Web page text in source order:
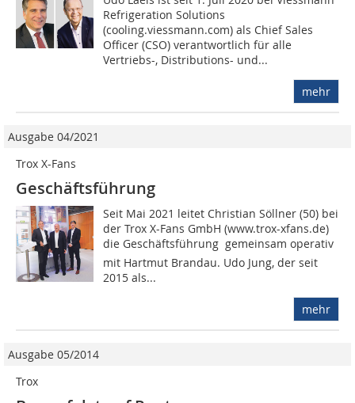
Refrigeration Solutions
(cooling.viessmann.com) als Chief Sales
Officer (CSO) verantwortlich für alle
Vertriebs-, Distributions- und...
mehr
Ausgabe 04/2021
Trox X-Fans
Geschäftsführung
Seit Mai 2021 leitet Christian Söllner (50) bei
der Trox X-Fans GmbH (www.trox-xfans.de)
die Geschäftsführung  gemeinsam operativ
mit Hartmut Brandau. Udo Jung, der seit
2015 als...
mehr
Ausgabe 05/2014
Trox